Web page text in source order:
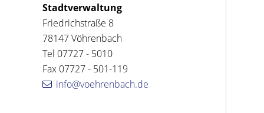
Stadtverwaltung
Friedrichstraße 8
78147 Vöhrenbach
Tel 07727 - 5010
Fax 07727 - 501-119
info@voehrenbach.de